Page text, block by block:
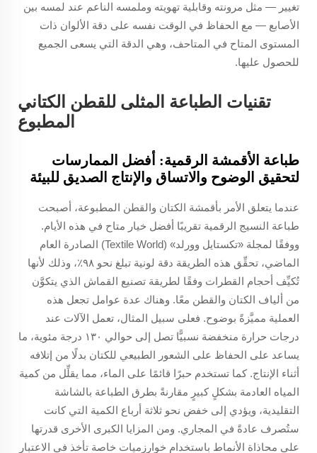
تغيير — مثل مرونته وقابلية تهويته وملمسه الناعم عند لمسه بين
الأصابع — مع الحفاظ في الوقت نفسه على دقة الألوان ذات
المستوى المتاح في المتاحف، وهي الدقة التي يسعى الجميع
للحصول عليها.
تقنيات الطباعة المثلى للقطن الكتاني
المطبوع
طباعة الأقمشة الرقمية: أفضل الممارسات
لتحقيق الوضوح والاتساق والإنتاج الصديق للبيئة
عندما يتعلق الأمر بأقمشة الكتان والقطن المطبوعة، أصبحت
طباعة النسيج الرقمية تقريبًا أفضل خيار متاح في هذه الأيام.
ووفقًا لمجلة «تكستايل وورلد» (Textile World) الصادرة العام
الماضي، تحقِّق هذه الطريقة دقة لونية تبلغ نحو ٩٨٪، وذلك لأنها
تُكيِّف أحجام القطرات وفقًا لطريقة تصنيع القماش الذي يتكوَّن
من ألياف الكتان والقطن معًا. وهناك عدة عوامل تجعل هذه
العملية مميَّزةً بوضوح. فعلى سبيل المثال، تعمل الآلات عند
درجات حرارة منخفضة نسبيًّا تصل إلى حوالي ١٣٠ درجة مئوية، ما
يساعد على الحفاظ على الشعور الطبيعي للكتان بدلًا من إتلافه
أثناء الإنتاج. كما تستخدم حبرًا قائمًا على الماء، مما يقلِّل من كمية
المياه العادمة بشكلٍ كبيرٍ مقارنةً بطرق الطباعة بالشاشة
التقليدية، ويؤدي إلى خفض نحو ثلاثة أرباع الكمية التي كانت
ستُصرف عادةً في المجاري. ومن المزايا الكبرى الأخرى قدرتها
على محاذاة الأنماط باستخدام خوارزميات خاصة تأخذ في الاعتبار